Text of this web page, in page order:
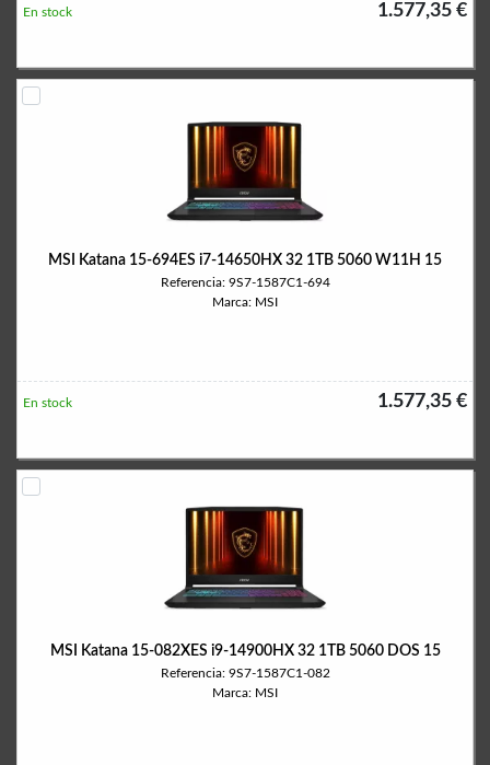
1.577,35 €
En stock
MSI Katana 15-694ES i7-14650HX 32 1TB 5060 W11H 15
Referencia: 9S7-1587C1-694
Marca: MSI
1.577,35 €
En stock
MSI Katana 15-082XES i9-14900HX 32 1TB 5060 DOS 15
Referencia: 9S7-1587C1-082
Marca: MSI